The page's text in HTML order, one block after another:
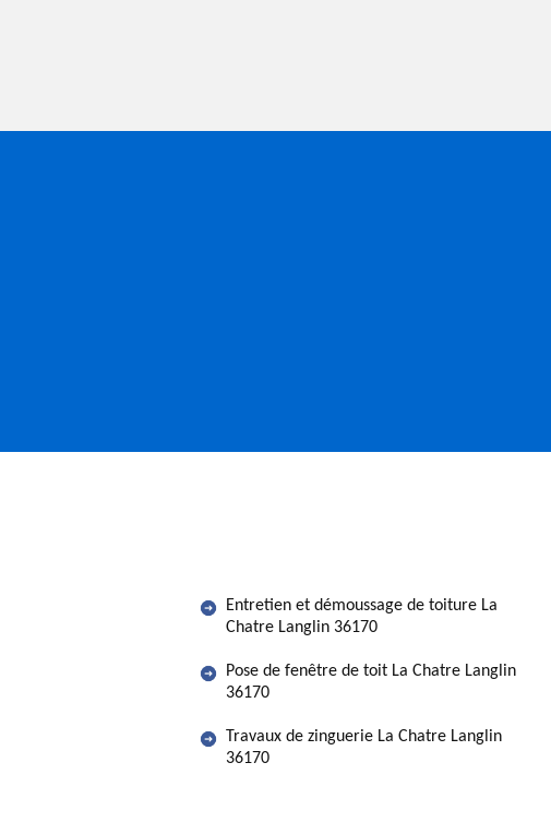
Entretien et démoussage de toiture La
Chatre Langlin 36170
Pose de fenêtre de toit La Chatre Langlin
36170
Travaux de zinguerie La Chatre Langlin
36170